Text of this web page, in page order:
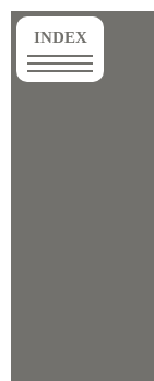
INDEXtoggle
navigation